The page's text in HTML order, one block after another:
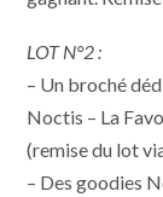
LOT N°2 :
– Un broché
Noctis – La
(remise du lot
– Des goodies